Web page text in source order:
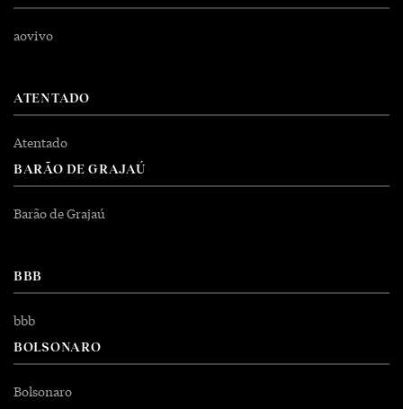
aovivo
ATENTADO
Atentado
BARÃO DE GRAJAÚ
Barão de Grajaú
BBB
bbb
BOLSONARO
Bolsonaro